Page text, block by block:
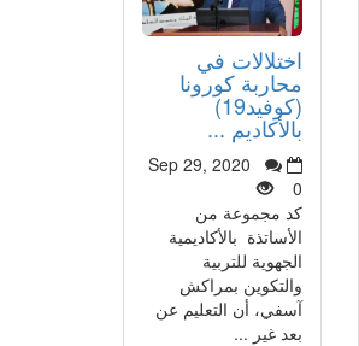
اختلالات في
محاربة كورونا
(كوفيد19)
بالأكاديم ...
Sep 29, 2020
0
كد مجموعة من
الأساتذة بالأكاديمية
الجهوية للتربية
والتكوين بمراكش
آسفي، أن التعليم عن
بعد غير ...